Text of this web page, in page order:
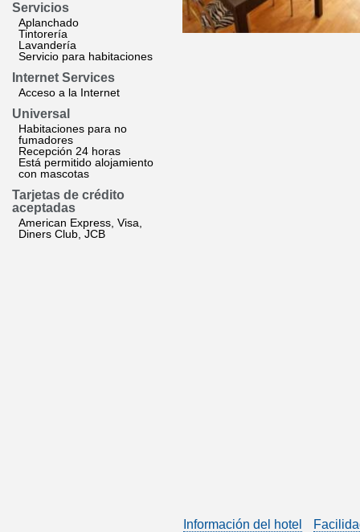
Servicios
Aplanchado
Tintorería
Lavandería
Servicio para habitaciones
Internet Services
Acceso a la Internet
Universal
Habitaciones para no
fumadores
Recepción 24 horas
Está permitido alojamiento
con mascotas
Tarjetas de crédito
aceptadas
American Express, Visa,
Diners Club, JCB
Información del hotel